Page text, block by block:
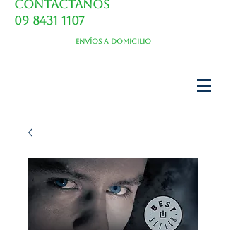
Contáctanos
09 8431 1107
Envíos a domicilio